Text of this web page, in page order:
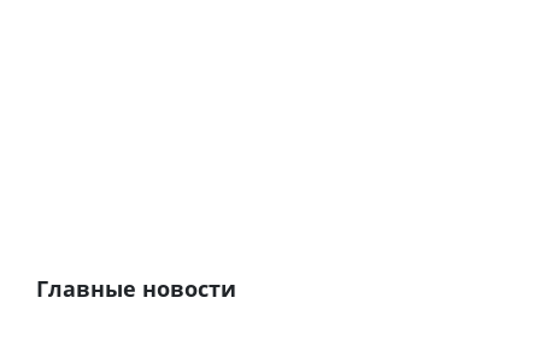
Главные новости